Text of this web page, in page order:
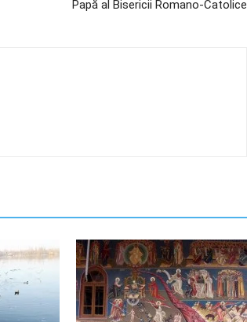
Papă al Bisericii Romano-Catolice